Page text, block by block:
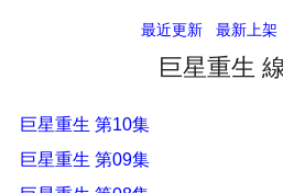
最近更新 最新上架
巨星重生
巨星重生 第10集
巨星重生 第09集